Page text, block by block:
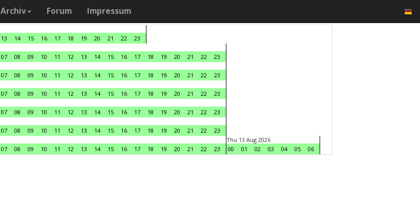
Archiv Forum Impressum
13 14 15 16 17 18 19 20 21 22
23
07 08 09 10 11 12 13 14 15 16 17 18 19 20 21 22
23
07 08 09 10 11 12 13 14 15 16 17 18 19 20 21 22
23
07 08 09 10 11 12 13 14 15 16 17 18 19 20 21 22
23
07 08 09 10 11 12 13 14 15 16 17 18 19 20 21 22
23
07 08 09 10 11 12 13 14 15 16 17 18 19 20 21 22
23
07 08 09 10 11 12 13 14 15 16 17 18 19 20 21 22 23
Thu 13 Aug 2026
00
01 02 03 04 05 06